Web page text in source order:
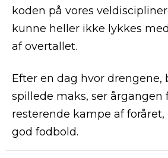
koden på vores
kunne heller ikke lykkes
af overtallet.
Efter en dag hvor drengene,
spillede maks, ser årgangen
resterende kampe af foråret,
god fodbold.